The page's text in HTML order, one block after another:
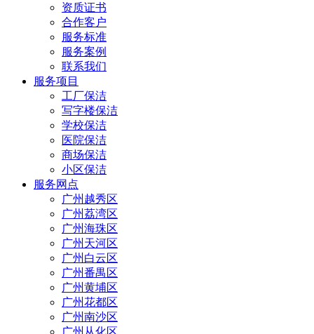
资质证书
合作客户
服务标准
服务案例
联系我们
服务项目
工厂保洁
写字楼保洁
学校保洁
医院保洁
商场保洁
小区保洁
服务网点
广州越秀区
广州荔湾区
广州海珠区
广州天河区
广州白云区
广州番禺区
广州黄埔区
广州花都区
广州南沙区